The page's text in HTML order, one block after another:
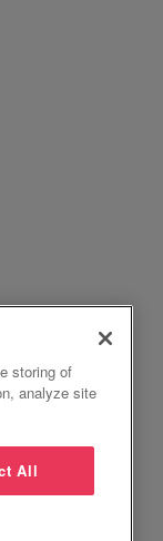
storing of
analyze site
All